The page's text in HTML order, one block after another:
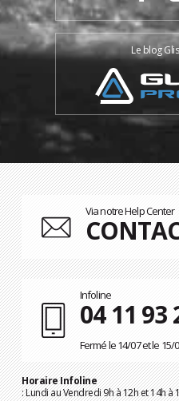
Le blog
Via notre Help Center
Infoline
04 11 93
Fermé le 14/07 et le 15/
Horaire Infoline
: Lundi au Vendredi 9h à 12h et 14h à